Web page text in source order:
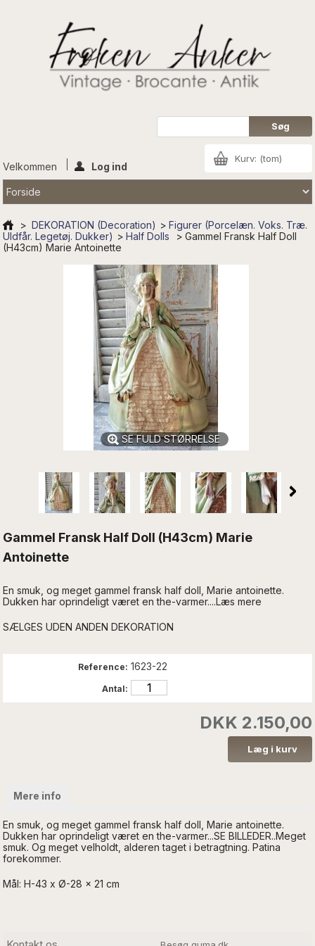
Kurv: (tom)
Velkommen Log ind
> DEKORATION (Decoration) > Figurer (Porcelæn. Voks. Træ.
Uldfår. Legetøj. Dukker) > Half Dolls > Gammel Fransk Half Doll
(H43cm) Marie Antoinette
SE FULD STØRRELSE
Gammel Fransk Half Doll (H43cm) Marie
Antoinette
En smuk, og meget gammel fransk half doll, Marie antoinette.
Dukken har oprindeligt været en the-varmer....Læs mere
SÆLGES UDEN ANDEN DEKORATION
Reference: 1623-22
Antal:
DKK 2.150,00
Mere info
En smuk, og meget gammel fransk half doll, Marie antoinette.
Dukken har oprindeligt været en the-varmer...SE BILLEDER..Meget
smuk. Og meget velholdt, alderen taget i betragtning. Patina
forekommer.
Mål: H-43 x Ø-28 x 21 cm